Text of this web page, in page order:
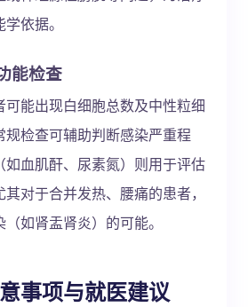
依据。
能检查
可能出现白细胞总数及中性粒细
规检查可辅助判断感染严重程
如血肌酐、尿素氮）则用于评估
对于合并发热、腰痛的患者，
如肾盂肾炎）的可能。
事项与就医建议